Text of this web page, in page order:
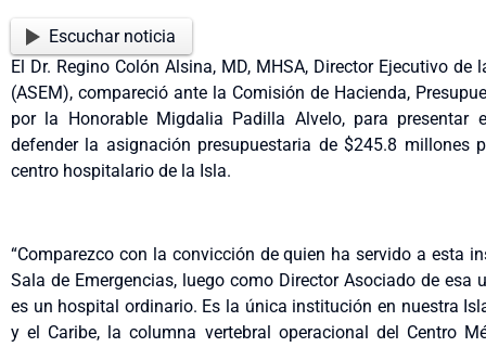
Escuchar noticia
El Dr. Regino Colón Alsina, MD, MHSA, Director Ejecutivo
(ASEM), compareció ante la Comisión de Hacienda,
por la Honorable Migdalia Padilla Alvelo, para
defender la asignación presupuestaria de $245.8 millones
centro hospitalario de la Isla.
“Comparezco con la convicción de quien ha servido a esta
Sala de Emergencias, luego como Director Asociado de
es un hospital ordinario. Es la única institución en nuestra
y el Caribe, la columna vertebral operacional del Centro